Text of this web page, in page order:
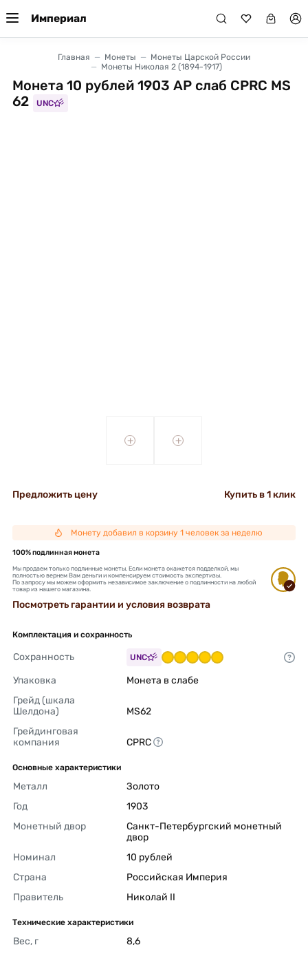
Империал
Главная Монеты
Монеты Царской России
Монеты Николая 2 (1894-1917)
Монета 10 рублей 1903 АР слаб CPRC MS
62
UNC
+ +
Предложить цену Купить в 1 клик
Монету добавил в корзину 1 человек за неделю
100% подлинная монета
Мы продаем только подлинные монеты. Если монета окажется подделкой, мы
полностью вернем Вам деньги и компенсируем стоимость экспертизы.
По запросу мы можем оформить независимое заключение о подлинности на любой
товар из нашего магазина.
Посмотреть гарантии и условия возврата
Комплектация и сохранность
Сохранность UNC
Упаковка
Монета в слабе
Грейд (шкала
Шелдона)
MS62
Грейдинговая
компания
CPRC
Основные характеристики
Металл
Золото
Год
1903
Монетный двор
Санкт-Петербургский монетный
двор
Номинал
10 рублей
Страна
Российская Империя
Правитель
Николай II
Технические характеристики
Вес, г
8,6